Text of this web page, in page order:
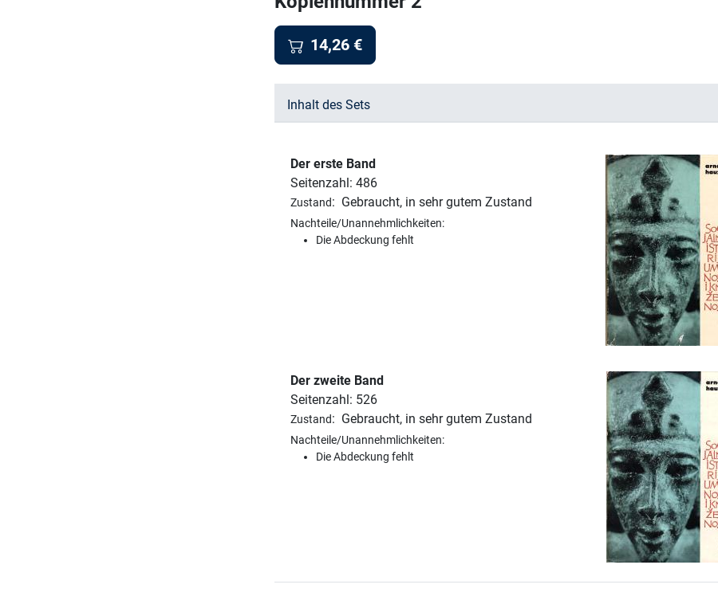
14,26 €
Inhalt des Sets
Der erste Band
Seitenzahl: 486
Zustand: Gebraucht, in sehr gutem Zustand
Nachteile/Unannehmlichkeiten:
Die Abdeckung fehlt
Der zweite Band
Seitenzahl: 526
Zustand: Gebraucht, in sehr gutem Zustand
Nachteile/Unannehmlichkeiten:
Die Abdeckung fehlt